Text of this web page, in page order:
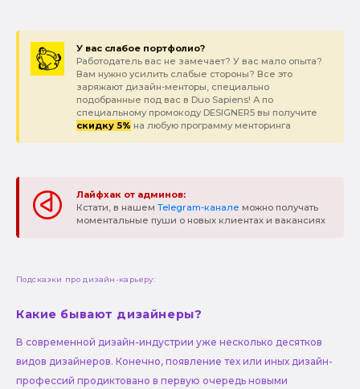
У вас слабое портфолио?
Работодатель вас не замечает? У вас мало опыта?
Вам нужно усилить слабые стороны? Все это
заряжают дизайн-менторы, специально
подобранные под вас в Duo Sapiens! А по
специальному промокоду DESIGNER5 вы получите
скидку 5% на любую программу менторинга
Лайфхак от админов:
Кстати, в нашем Telegram-канале можно получать
моментальные пуши о новых клиентах и вакансиях
Подсказки про дизайн-карьеру:
Какие бывают дизайнеры?
В современной дизайн-индустрии уже несколько десятков
видов дизайнеров. Конечно, появление тех или иных дизайн-
профессий продиктовано в первую очередь новыми